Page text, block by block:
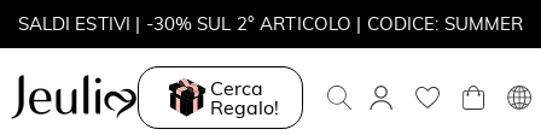
SALDI ESTIVI | -30% SUL 2° ARTICOLO | CODICE: SUMMER
MOVE MY WAY | ACQUISTA 3, COLLANA IN REGALO
Cerca
Regalo!